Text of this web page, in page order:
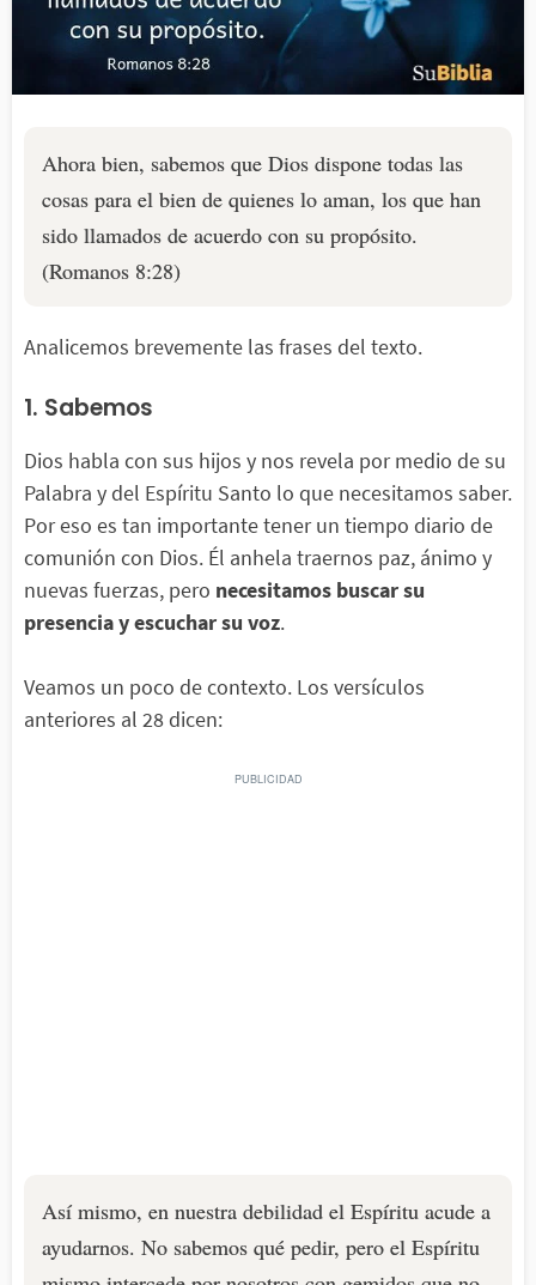
Ahora bien, sabemos que Dios dispone todas las
cosas para el bien de quienes lo aman, los que han
sido llamados de acuerdo con su propósito.
(Romanos 8:28)
Analicemos brevemente las frases del texto.
1. Sabemos
Dios habla con sus hijos y nos revela por medio de su
Palabra y del Espíritu Santo lo que necesitamos saber.
Por eso es tan importante tener un tiempo diario de
comunión con Dios. Él anhela traernos paz, ánimo y
nuevas fuerzas, pero necesitamos buscar su
presencia y escuchar su voz.
Veamos un poco de contexto. Los versículos
anteriores al 28 dicen:
Así mismo, en nuestra debilidad el Espíritu acude a
ayudarnos. No sabemos qué pedir, pero el Espíritu